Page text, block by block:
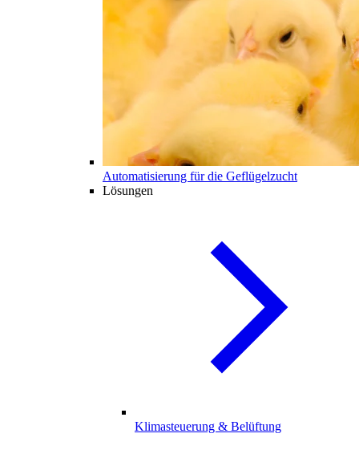
Automatisierung für die Geflügelzucht
Lösungen
Klimasteuerung & Belüftung